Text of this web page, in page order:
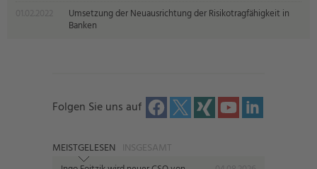
Umsetzung der Neuausrichtung der Risikotragfähigkeit in
Banken
Folgen Sie uns auf
MEISTGELESEN INSGESAMT